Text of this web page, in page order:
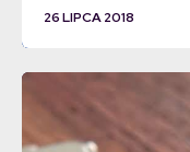
26 LIPCA 2018